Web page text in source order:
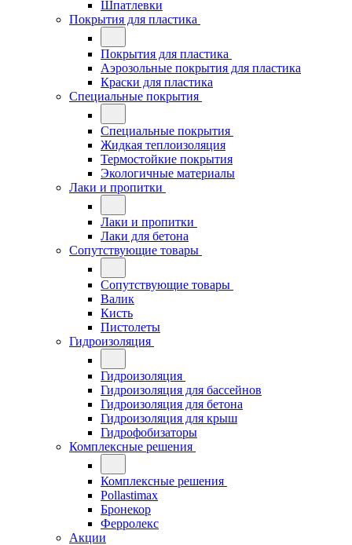
Шпатлевки
Покрытия для пластика
Покрытия для пластика
Аэрозольные покрытия для пластика
Краски для пластика
Специальные покрытия
Специальные покрытия
Жидкая теплоизоляция
Термостойкие покрытия
Экологичные материалы
Лаки и пропитки
Лаки и пропитки
Лаки для бетона
Сопутствующие товары
Сопутствующие товары
Валик
Кисть
Пистолеты
Гидроизоляция
Гидроизоляция
Гидроизоляция для бассейнов
Гидроизоляция для бетона
Гидроизоляция для крыш
Гидрофобизаторы
Комплексные решения
Комплексные решения
Pollastimax
Бронекор
Ферролекс
Акции